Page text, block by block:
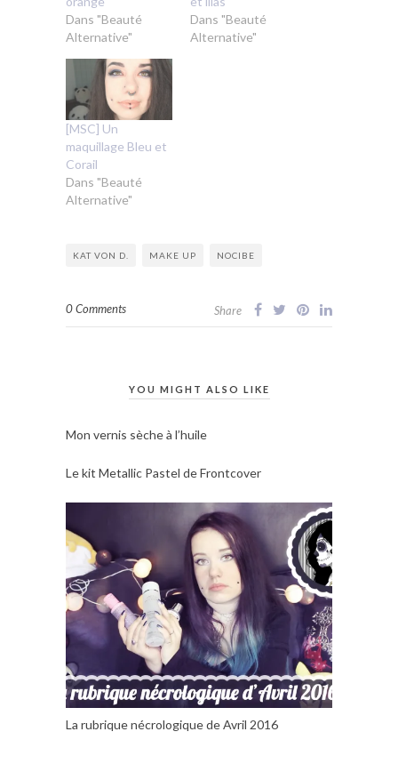
Dans "Beauté
Alternative"
Dans "Beauté
Alternative"
[MSC] Un
maquillage Bleu et
Corail
Dans "Beauté
Alternative"
KAT VON D. MAKE UP NOCIBE
0 Comments Share
YOU MIGHT ALSO LIKE
Mon vernis sèche à l’huile
Le kit Metallic Pastel de Frontcover
La rubrique nécrologique de Avril 2016